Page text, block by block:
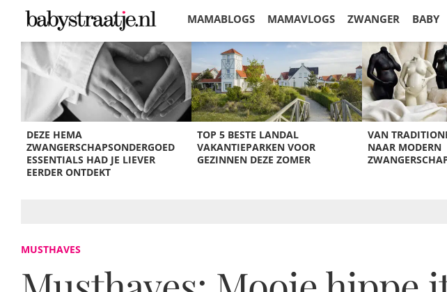
MAMABLOGS MAMAVLOGS ZWANGER BABY
KORTINGEN
DEZE HEMA
ZWANGERSCHAPSONDERGOED
ESSENTIALS HAD JE LIEVER
EERDER ONTDEKT
TOP 5 BESTE LANDAL
VAKANTIEPARKEN VOOR
GEZINNEN DEZE ZOMER
VAN
NAAR MODERN
MUSTHAVES